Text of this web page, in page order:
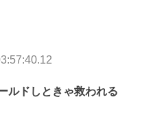
ルドしときゃ救われる